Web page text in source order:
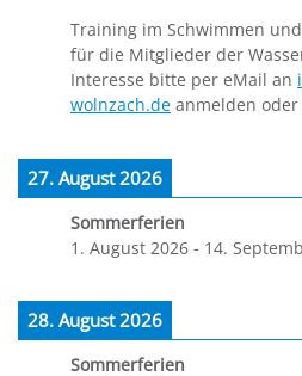
Training im Schwimmen
für die Mitglieder der
Interesse bitte per eMail an
wolnzach.de anmelden
27. August 2026
Sommerferien
1. August 2026 - 14.
28. August 2026
Sommerferien